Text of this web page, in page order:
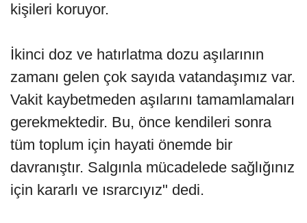
kişileri koruyor.
İkinci doz ve hatırlatma dozu aşılarının
zamanı gelen çok sayıda vatandaşımız var.
Vakit kaybetmeden aşılarını tamamlamaları
gerekmektedir. Bu, önce kendileri sonra
tüm toplum için hayati önemde bir
davranıştır. Salgınla mücadelede sağlığınız
için kararlı ve ısrarcıyız" dedi.